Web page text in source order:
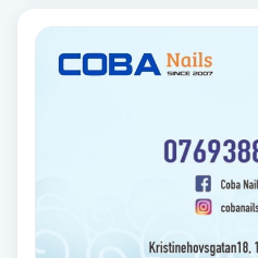
Permanent
Permanent
Personal shopper